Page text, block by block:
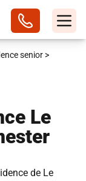
senior >
Le
de Le